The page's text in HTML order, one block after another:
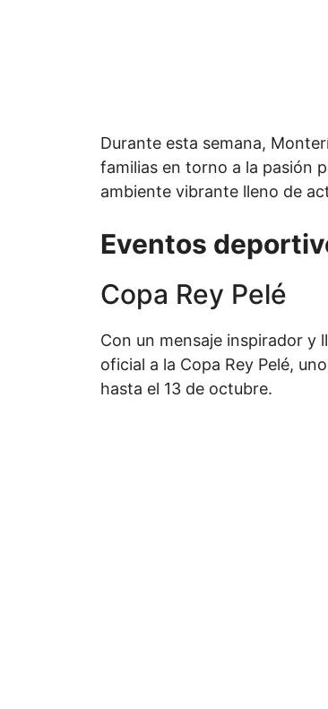
Durante esta semana,
familias en torno a la pasión
ambiente vibrante lleno de
Eventos
Copa Rey Pelé
Con un mensaje inspirador y
oficial a la Copa Rey Pelé,
hasta el 13 de octubre.